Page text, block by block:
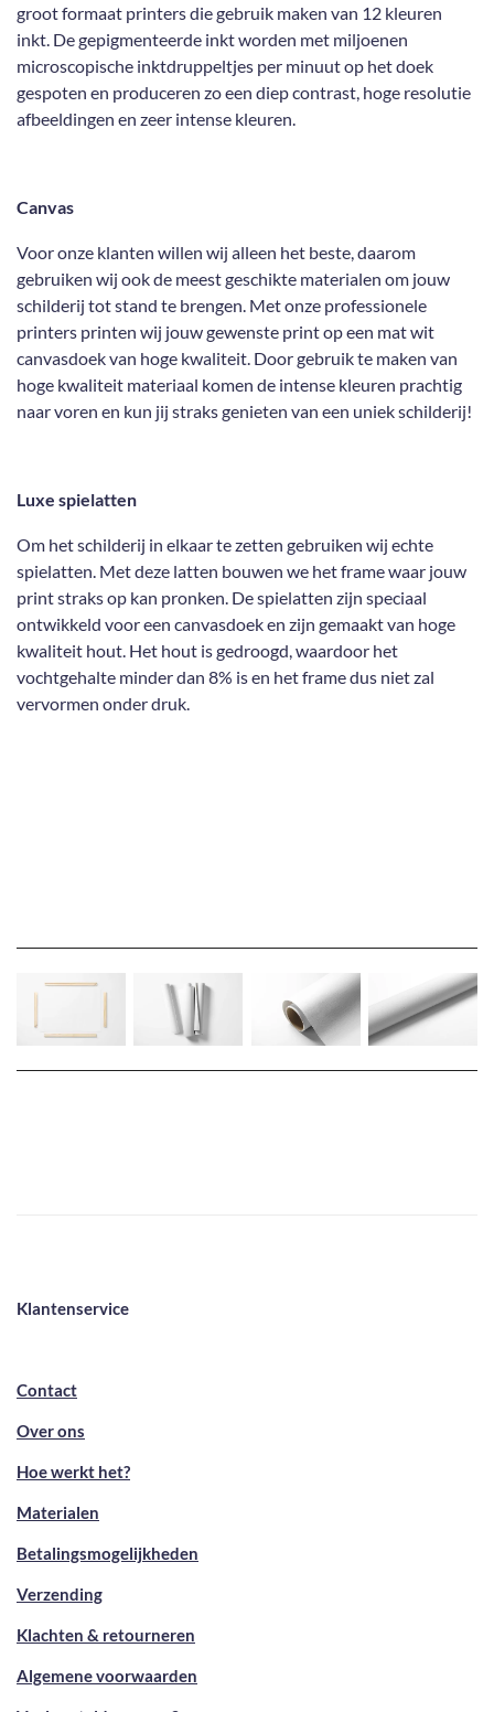
groot formaat printers die gebruik maken van 12 kleuren
inkt. De gepigmenteerde inkt worden met miljoenen
microscopische inktdruppeltjes per minuut op het doek
gespoten en produceren zo een diep contrast, hoge resolutie
afbeeldingen en zeer intense kleuren.
Canvas
Voor onze klanten willen wij alleen het beste, daarom
gebruiken wij ook de meest geschikte materialen om jouw
schilderij tot stand te brengen. Met onze professionele
printers printen wij jouw gewenste print op een mat wit
canvasdoek van hoge kwaliteit. Door gebruik te maken van
hoge kwaliteit materiaal komen de intense kleuren prachtig
naar voren en kun jij straks genieten van een uniek schilderij!
Luxe spielatten
Om het schilderij in elkaar te zetten gebruiken wij echte
spielatten. Met deze latten bouwen we het frame waar jouw
print straks op kan pronken. De spielatten zijn speciaal
ontwikkeld voor een canvasdoek en zijn gemaakt van hoge
kwaliteit hout. Het hout is gedroogd, waardoor het
vochtgehalte minder dan 8% is en het frame dus niet zal
vervormen onder druk.
Klantenservice
Contact
Over ons
Hoe werkt het?
Materialen
Betalingsmogelijkheden
Verzending
Klachten & retourneren
Algemene voorwaarden